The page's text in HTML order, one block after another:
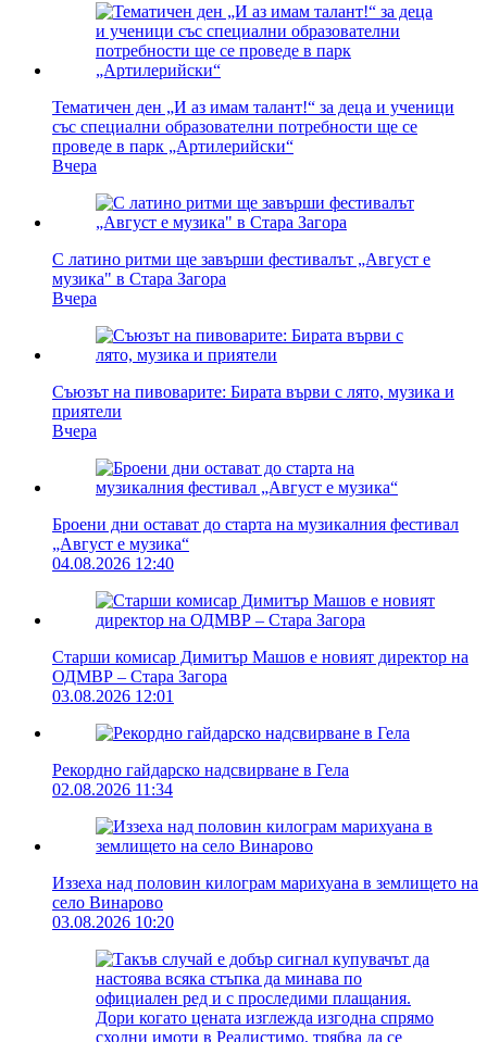
Тематичен ден „И аз имам талант!“ за деца и ученици
със специални образователни потребности ще се
проведе в парк „Артилерийски“
Вчера
С латино ритми ще завърши фестивалът „Август е
музика" в Стара Загора
Вчера
Съюзът на пивоварите: Бирата върви с лято, музика и
приятели
Вчера
Броени дни остават до старта на музикалния фестивал
„Август е музика“
04.08.2026 12:40
Старши комисар Димитър Машов е новият директор на
ОДМВР – Стара Загора
03.08.2026 12:01
Рекордно гайдарско надсвирване в Гела
02.08.2026 11:34
Иззеха над половин килограм марихуана в землището на
село Винарово
03.08.2026 10:20